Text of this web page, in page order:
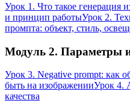
Урок 1. Что такое генерация
и принцип работыУрок 2.
промпта: объект, стиль,
Модуль 2. Параметры
Урок 3. Negative prompt: как
быть на изображенииУрок 4.
качества